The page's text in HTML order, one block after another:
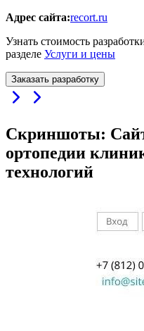
Адрес сайта:recort.ru
Узнать стоимость
разделе Услуги и цены
Заказать разработку
Скриншоты:
ортопедии
технологий